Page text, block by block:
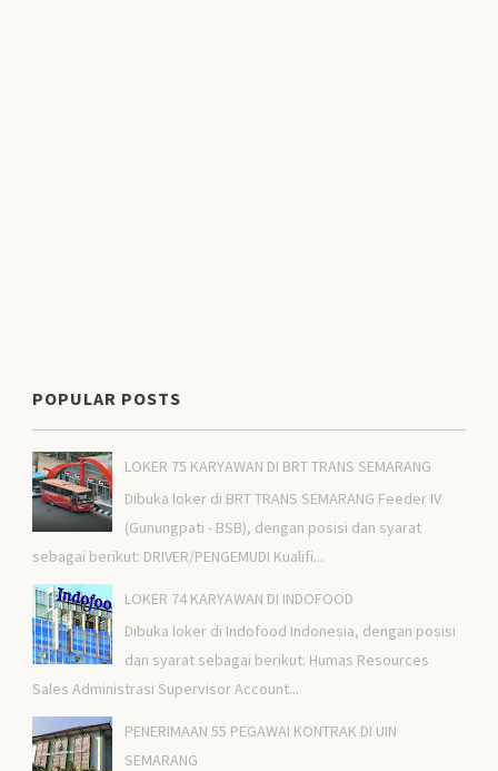
POPULAR POSTS
LOKER 75 KARYAWAN DI BRT TRANS SEMARANG
Dibuka loker di BRT TRANS SEMARANG Feeder IV
(Gunungpati - BSB), dengan posisi dan syarat
sebagai berikut: DRIVER/PENGEMUDI Kualifi...
LOKER 74 KARYAWAN DI INDOFOOD
Dibuka loker di Indofood Indonesia, dengan posisi
dan syarat sebagai berikut: Humas Resources
Sales Administrasi Supervisor Account...
PENERIMAAN 55 PEGAWAI KONTRAK DI UIN
SEMARANG